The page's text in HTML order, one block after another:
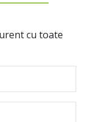
cu toate